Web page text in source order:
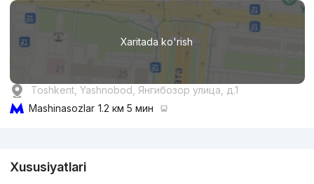
Xaritada ko'rish
Toshkent, Yashnobod, Янгибозор улица, д.1
Mashinasozlar 1.2 км 5 мин
Xususiyatlari